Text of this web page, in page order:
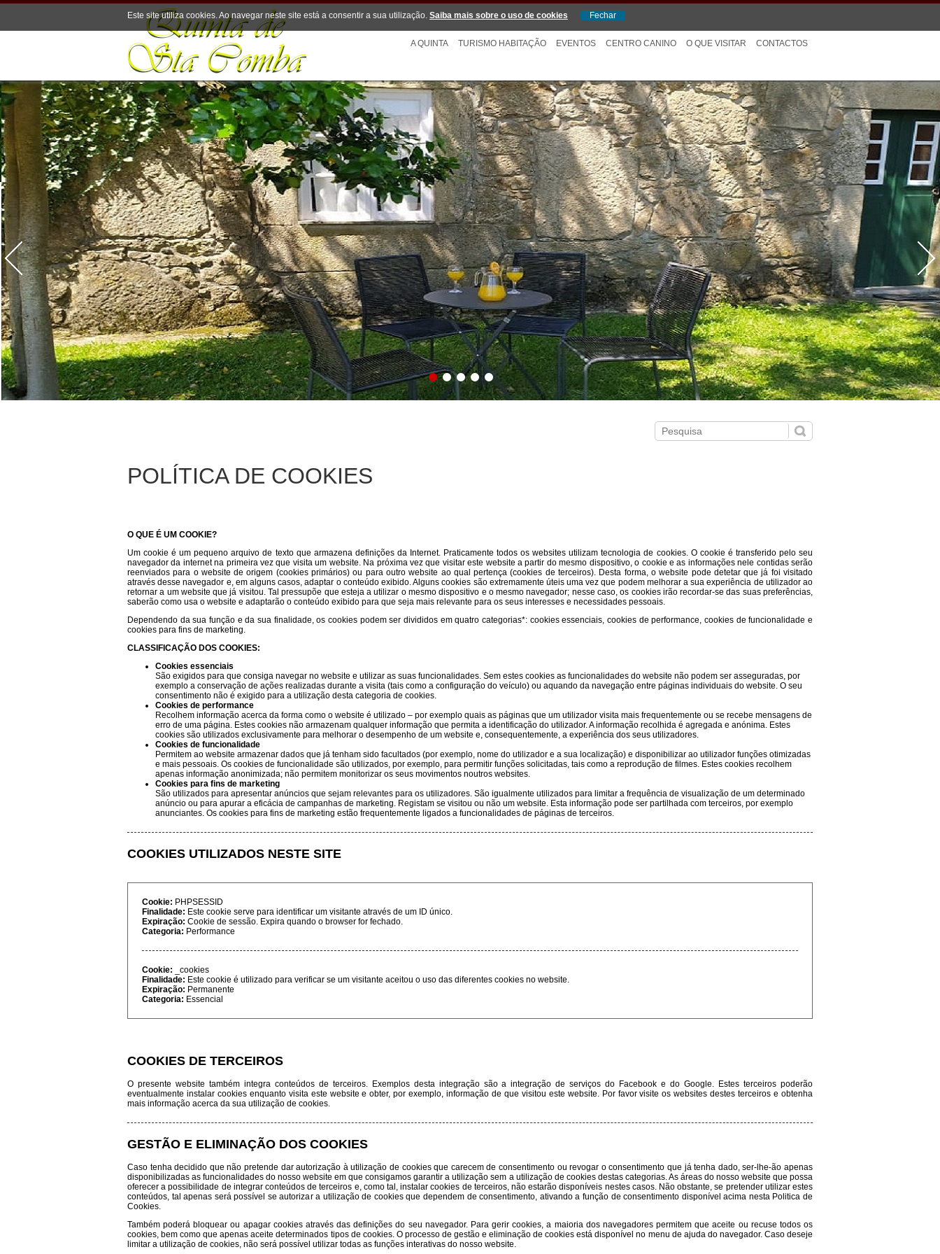
A QUINTA TURISMO HABITAÇÃO EVENTOS CENTRO CANINO O QUE VISITAR CONTACTOS
POLÍTICA DE COOKIES
O QUE É UM COOKIE?
Um cookie é um pequeno arquivo de texto que armazena definições da Internet. Praticamente todos os websites utilizam tecnologia de cookies. O cookie é transferido pelo seu
navegador da internet na primeira vez que visita um website. Na próxima vez que visitar este website a partir do mesmo dispositivo, o cookie e as informações nele contidas serão
reenviados para o website de origem (cookies primários) ou para outro website ao qual pertença (cookies de terceiros). Desta forma, o website pode detetar que já foi visitado
através desse navegador e, em alguns casos, adaptar o conteúdo exibido. Alguns cookies são extremamente úteis uma vez que podem melhorar a sua experiência de utilizador ao
retornar a um website que já visitou. Tal pressupõe que esteja a utilizar o mesmo dispositivo e o mesmo navegador; nesse caso, os cookies irão recordar-se das suas preferências,
saberão como usa o website e adaptarão o conteúdo exibido para que seja mais relevante para os seus interesses e necessidades pessoais.
Dependendo da sua função e da sua finalidade, os cookies podem ser divididos em quatro categorias*: cookies essenciais, cookies de performance, cookies de funcionalidade e
cookies para fins de marketing.
CLASSIFICAÇÃO DOS COOKIES:
Cookies essenciais
São exigidos para que consiga navegar no website e utilizar as suas funcionalidades. Sem estes cookies as funcionalidades do website não podem ser asseguradas, por
exemplo a conservação de ações realizadas durante a visita (tais como a configuração do veículo) ou aquando da navegação entre páginas individuais do website. O seu
consentimento não é exigido para a utilização desta categoria de cookies.
Cookies de performance
Recolhem informação acerca da forma como o website é utilizado – por exemplo quais as páginas que um utilizador visita mais frequentemente ou se recebe mensagens de
erro de uma página. Estes cookies não armazenam qualquer informação que permita a identificação do utilizador. A informação recolhida é agregada e anónima. Estes
cookies são utilizados exclusivamente para melhorar o desempenho de um website e, consequentemente, a experiência dos seus utilizadores.
Cookies de funcionalidade
Permitem ao website armazenar dados que já tenham sido facultados (por exemplo, nome do utilizador e a sua localização) e disponibilizar ao utilizador funções otimizadas
e mais pessoais. Os cookies de funcionalidade são utilizados, por exemplo, para permitir funções solicitadas, tais como a reprodução de filmes. Estes cookies recolhem
apenas informação anonimizada; não permitem monitorizar os seus movimentos noutros websites.
Cookies para fins de marketing
São utilizados para apresentar anúncios que sejam relevantes para os utilizadores. São igualmente utilizados para limitar a frequência de visualização de um determinado
anúncio ou para apurar a eficácia de campanhas de marketing. Registam se visitou ou não um website. Esta informação pode ser partilhada com terceiros, por exemplo
anunciantes. Os cookies para fins de marketing estão frequentemente ligados a funcionalidades de páginas de terceiros.
COOKIES UTILIZADOS NESTE SITE
Cookie: PHPSESSID
Finalidade: Este cookie serve para identificar um visitante através de um ID único.
Expiração: Cookie de sessão. Expira quando o browser for fechado.
Categoria: Performance
Cookie:
_cookies
Finalidade: Este cookie é utilizado para verificar se um visitante aceitou o uso das diferentes cookies no website.
Expiração: Permanente
Categoria: Essencial
COOKIES DE TERCEIROS
O presente website também integra conteúdos de terceiros. Exemplos desta integração são a integração de serviços do Facebook e do Google. Estes terceiros poderão
eventualmente instalar cookies enquanto visita este website e obter, por exemplo, informação de que visitou este website. Por favor visite os websites destes terceiros e obtenha
mais informação acerca da sua utilização de cookies.
GESTÃO E ELIMINAÇÃO DOS COOKIES
Caso tenha decidido que não pretende dar autorização à utilização de cookies que carecem de consentimento ou revogar o consentimento que já tenha dado, ser-lhe-ão apenas
disponibilizadas as funcionalidades do nosso website em que consigamos garantir a utilização sem a utilização de cookies destas categorias. As áreas do nosso website que possa
oferecer a possibilidade de integrar conteúdos de terceiros e, como tal, instalar cookies de terceiros, não estarão disponíveis nestes casos. Não obstante, se pretender utilizar estes
conteúdos, tal apenas será possível se autorizar a utilização de cookies que dependem de consentimento, ativando a função de consentimento disponível acima nesta Politica de
Cookies.
Também poderá bloquear ou apagar cookies através das definições do seu navegador. Para gerir cookies, a maioria dos navegadores permitem que aceite ou recuse todos os
cookies, bem como que apenas aceite determinados tipos de cookies. O processo de gestão e eliminação de cookies está disponível no menu de ajuda do navegador. Caso deseje
limitar a utilização de cookies, não será possível utilizar todas as funções interativas do nosso website.
Este site utiliza cookies. Ao navegar neste site está a consentir a sua utilização. Saiba mais sobre o uso de cookies